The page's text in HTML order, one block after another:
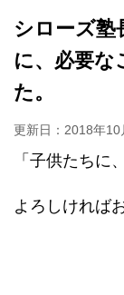
シローズ塾
に、必要な
た。
更新日： 2018年10
「子供たちに
よろしければ